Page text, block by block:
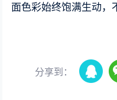
面色彩始终饱满生动，
分享到：